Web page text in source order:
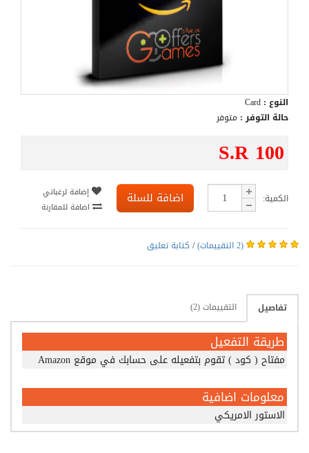
النوع :
حالة التوفر : متوفر
S.R 100
الكمية: اضافة للسلة
إضافة لرغباتي
اضافة للمقارنة
(2 التقييمات) / كتابة تعليق
تفاصيل التقييمات (2)
طريقة التفعيل
مفتاح ( كود ) تقوم بتفعيله على حسابك في موقع Amazon
معلومات اضافية
الاستور الامريكي